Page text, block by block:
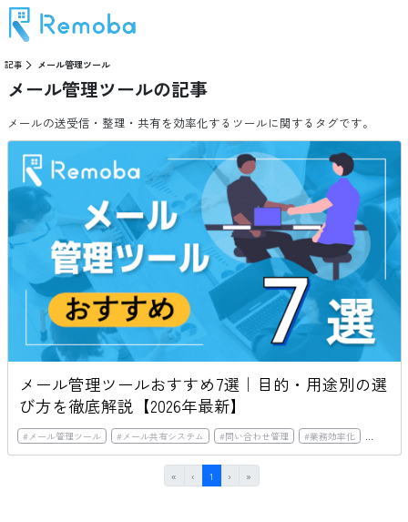
記事 メール管理ツール
メール管理ツールの記事
メールの送受信・整理・共有を効率化するツールに関するタグです。
メール管理ツールおすすめ7選｜目的・用途別の選
び方を徹底解説【2026年最新】
#メール管理ツール #メール共有システム #問い合わせ管理 #業務効率化 #
« First‹ Previous
1 (current)
› Next»